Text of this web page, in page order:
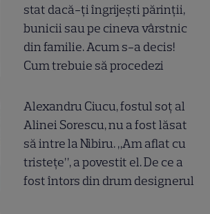
stat dacă-ți îngrijești părinții,
bunicii sau pe cineva vârstnic
din familie. Acum s-a decis!
Cum trebuie să procedezi
Alexandru Ciucu, fostul soț al
Alinei Sorescu, nu a fost lăsat
să intre la Nibiru. „Am aflat cu
tristețe”, a povestit el. De ce a
fost întors din drum designerul